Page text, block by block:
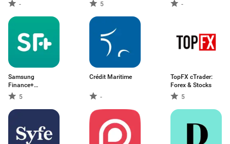
-
5
-
Samsung
Finance+
Merchant
5
Crédit Maritime
-
TopFX cTrader:
Forex & Stocks
5